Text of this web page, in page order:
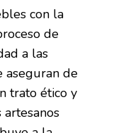
con la
de
a las
aseguran de
trato ético y